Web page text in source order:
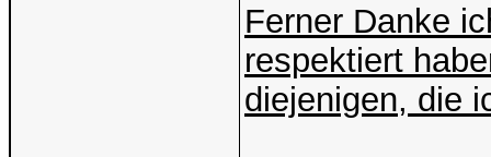
Ferner Danke
respektiert
diejenigen, die